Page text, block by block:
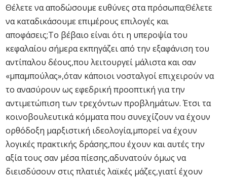
Θέλετε να αποδώσουμε ευθύνες στα πρόσωπα;Θέλετε
να καταδικάσουμε επιμέρους επιλογές και
αποφάσεις;Το βέβαιο είναι ότι η υπεροψία του
κεφαλαίου σήμερα εκπηγάζει από την εξαφάνιση του
αντίπαλου δέους,που λειτουργεί μάλιστα και σαν
«μπαμπούλας»,όταν κάποιοι νοσταλγοί επιχειρούν να
το ανασύρουν ως εφεδρική προοπτική για την
αντιμετώπιση των τρεχόντων προβλημάτων. Έτσι τα
κοινοβουλευτικά κόμματα που συνεχίζουν να έχουν
ορθόδοξη μαρξιστική ιδεολογία,μπορεί να έχουν
λογικές πρακτικής δράσης,που έχουν και αυτές την
αξία τους σαν μέσα πίεσης,αδυνατούν όμως να
διεισδύσουν στις πλατιές λαϊκές μάζες,γιατί έχουν